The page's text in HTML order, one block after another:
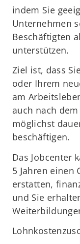
indem Sie
Unternehmen
Beschäftigten
unterstützen.
Ziel ist, dass
oder Ihrem
am
auch nach
möglichst
beschäftigen.
Das Jobcenter
5 Jahren einen
erstatten,
und Sie